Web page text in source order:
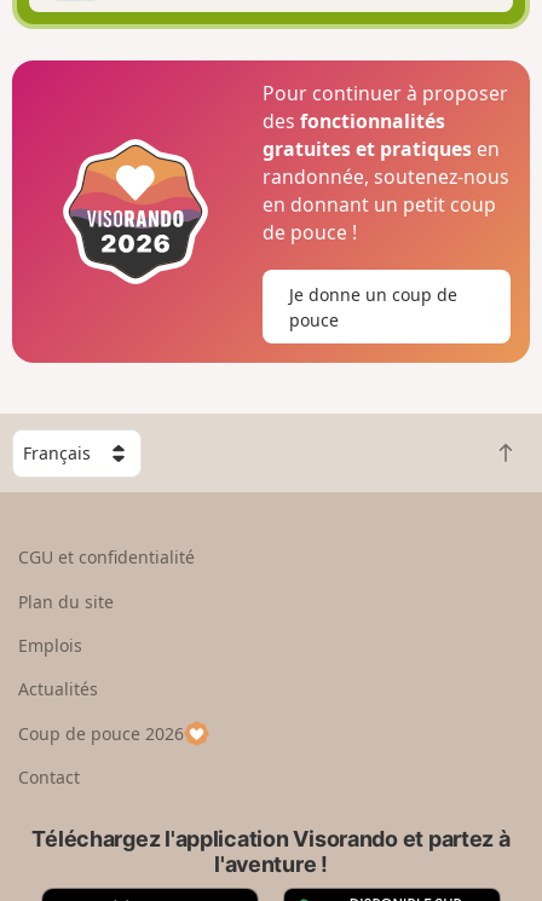
Pour continuer à proposer
desfonctionnalités
gratuites et pratiques en
randonnée, soutenez-nous
en donnant un petit coup
de pouce !
Je donne un coup de
pouce
C
o
e
u
p
a
R
e
CGU et confidentialité
Plan du site
Emplois
Actualités
Coup de pouce 2026
Contact
Téléchargez l'application Visorando et partez à
l'aventure !